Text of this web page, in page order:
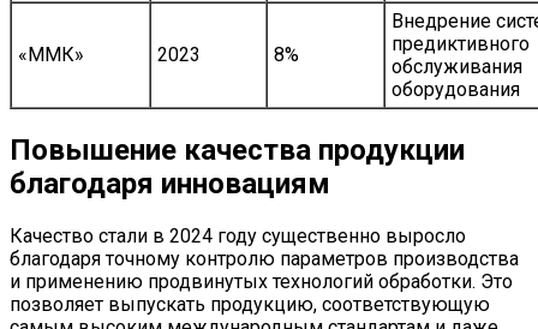
«ММК» 2023 8%
Внедрение
предиктивного
обслуживания
оборудования
Повышение качества продукции
благодаря инновациям
Качество стали в 2024 году существенно выросло
благодаря точному контролю параметров производства
и применению продвинутых технологий обработки. Это
позволяет выпускать продукцию, соответствующую